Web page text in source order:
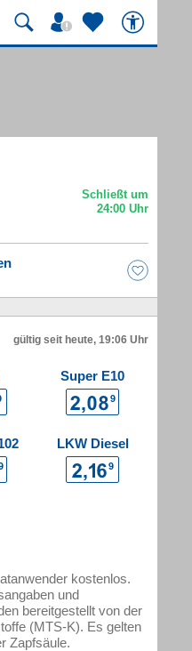
gültig seit heute, 19:06 Uhr
Super E10
LKW Diesel
kostenlos.
und
bereitgestellt von der
(MTS-K). Es gelten
Zapfsäule.